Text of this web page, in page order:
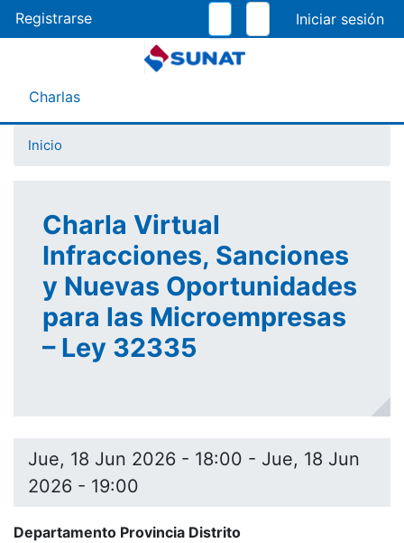
al
contenido
Registrarse
Menú Asistente
Charlas
Inicio
Charla Virtual
Infracciones, Sanciones
y Nuevas Oportunidades
para las Microempresas
– Ley 32335
Jue, 18 Jun 2026 - 18:00 - Jue, 18 Jun
2026 - 19:00
Departamento Provincia Distrito